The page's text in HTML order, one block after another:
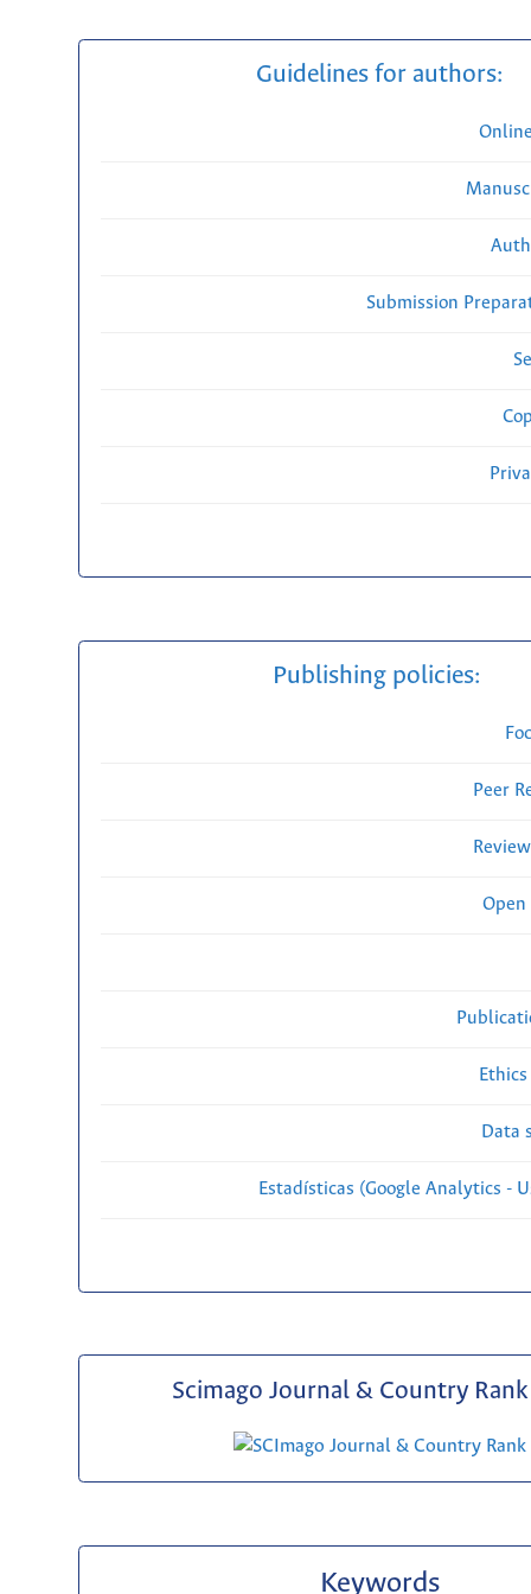
Guidelines for authors:
Submission
Publishing policies:
Peer
Open
Data
Estadísticas (Google Analytics -
Scimago Journal & Country Rank
Keywords